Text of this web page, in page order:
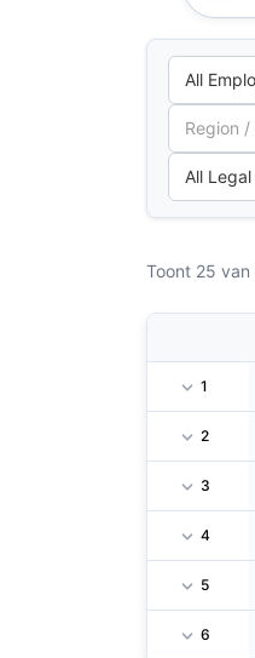
Toont 25 van
1
2
3
4
5
6